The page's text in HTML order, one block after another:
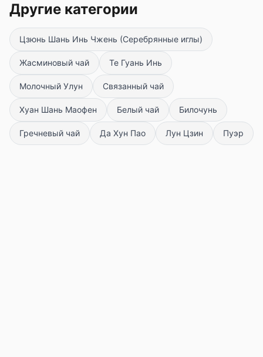
Другие категории
Цзюнь Шань Инь Чжень (Серебрянные иглы)
Жасминовый чай Те Гуань Инь
Молочный Улун Связанный чай
Хуан Шань Маофен Белый чай Билочунь
Гречневый чай Да Хун Пао Лун Цзин Пуэр